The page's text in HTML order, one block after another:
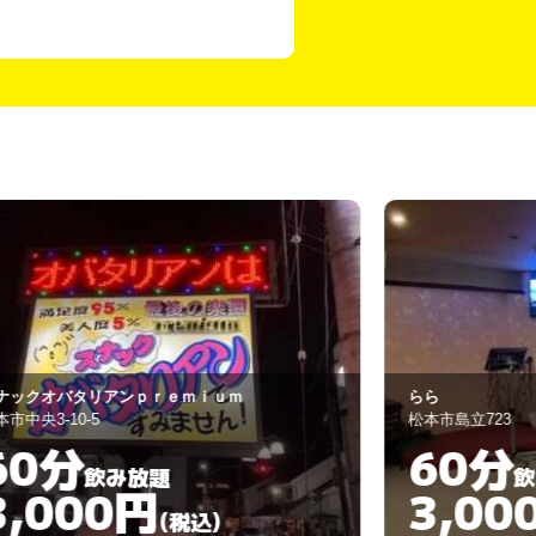
市島立723
分飲み放題
円(税込)
NAKA NAKA
松本市中央1-5-5
90分